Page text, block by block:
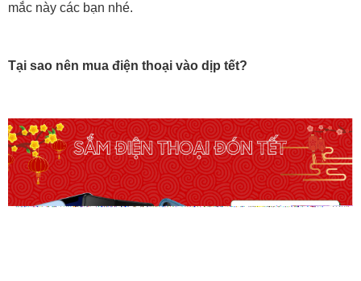
mắc này các bạn nhé.
Tại sao nên mua điện thoại vào dịp tết?